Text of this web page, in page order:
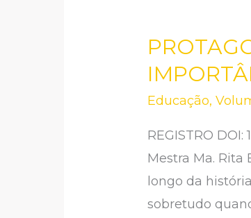
Educação,
REGISTRO
Mestra Ma. Rita
longo da
sobretudo
FEMININO
MÚSICA
E
SUA
IMPORTÂNCIA
NO